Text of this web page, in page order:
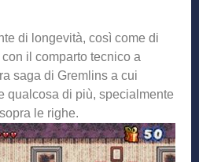
di longevità, così come di
il comparto tecnico a
saga di Gremlins a cui
qualcosa di più, specialmente
le righe.